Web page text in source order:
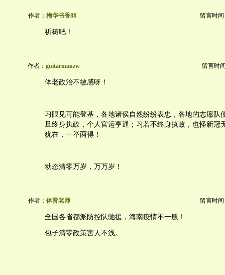
作者： 梅华书香88 留言时间
祈祷吧！
作者： guitarmanzw 留言时
体老政治不敏感呀！
习眼见可能登基，各地诸侯自然纷纷表忠，各地的志愿队
旦终身执政，个人官运亨通；习若不终身执政，也怪新冠
犹在，一举两得！
动态清零万岁，万万岁！
作者： 体育老师 留言时间
全国各省都派防控队驰援，海南疫情不一般！
包子清零政策害人不浅。